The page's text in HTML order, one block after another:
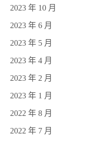
2023 年 10 月
2023 年 6 月
2023 年 5 月
2023 年 4 月
2023 年 2 月
2023 年 1 月
2022 年 8 月
2022 年 7 月